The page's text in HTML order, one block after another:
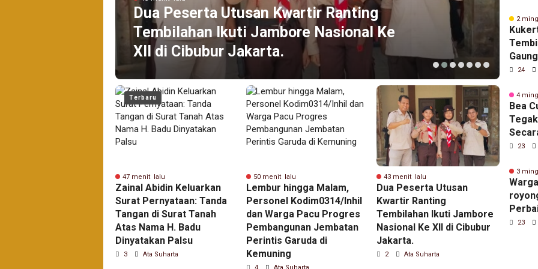
Dua Peserta Utusan Kwartir Ranting
Tembilahan Ikuti Jambore Nasional Ke
XII di Cibubur Jakarta.
Terbaru
47 menit lalu
Zainal Abidin Keluarkan
Surat Pernyataan: Tanda
Tangan di Surat Tanah
Atas Nama H. Badu
Dinyatakan Palsu
3 Ata Suharta
50 menit lalu
Lembur hingga Malam,
Personel Kodim0314/Inhil
dan Warga Pacu Progres
Pembangunan Jembatan
Perintis Garuda di
Kemuning
4 Ata Suharta
43 menit lalu
Dua Peserta Utusan
Kwartir Ranting
Tembilahan Ikuti Jambore
Nasional Ke XII di Cibubur
Jakarta.
2 Ata Suharta
47
Zainal
Surat
Atas
2
KECE
24
4
Bea
Kasus
23
3
irigasi
23